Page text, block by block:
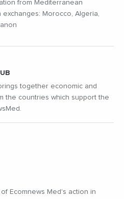
from Mediterranean
Morocco, Algeria,
Ecomnews Med's action in
together economic and
the countries which support the